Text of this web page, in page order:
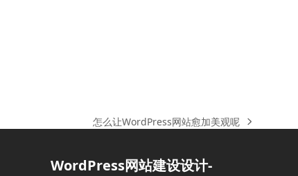
下
文
怎么让WordPress网站愈加美观呢
WordPress网站建设设计-